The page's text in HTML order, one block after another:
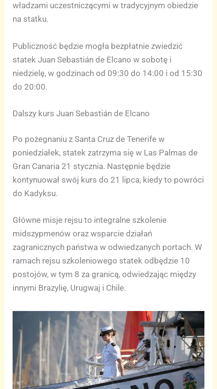
władzami uczestniczącymi w tradycyjnym obiedzie
na statku.
Publiczność będzie mogła bezpłatnie zwiedzić
statek Juan Sebastián de Elcano w sobotę i
niedzielę, w godzinach od 09:30 do 14:00 i od 15:30
do 20:00.
Dalszy kurs Juan Sebastián de Elcano
Po pożegnaniu z Santa Cruz de Tenerife w
poniedziałek, statek zatrzyma się w Las Palmas de
Gran Canaria 21 stycznia. Następnie będzie
kontynuował swój kurs do 21 lipca, kiedy to powróci
do Kadyksu.
Główne misje rejsu to integralne szkolenie
midszypmenów oraz wsparcie działań
zagranicznych państwa w odwiedzanych portach. W
ramach rejsu szkoleniowego statek odbędzie 10
postojów, w tym 8 za granicą, odwiedzając między
innymi Brazylię, Urugwaj i Chile.